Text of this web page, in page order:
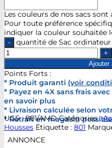
Les couleurs de nos sacs
Pour toute préférence
indiquer la couleur souhaitée
quantité de Sac ordinateur
Ajouter
Points Forts :
* Produit garanti (voir
* Payez en 4X sans frais
en savoir plus
* Livraison calculée selon
* Retrait en magasin
UGS :801/AMD Catégories :
Housses Étiquette : 801
ANNONCE